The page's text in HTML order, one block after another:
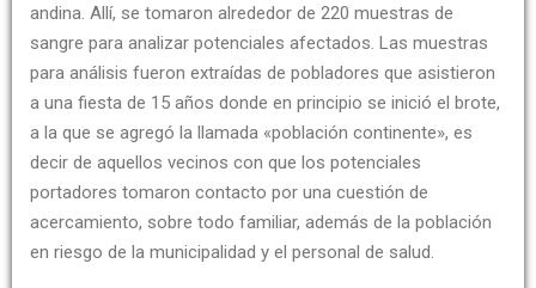
andina. Allí, se tomaron alrededor de 220 muestras de
sangre para analizar potenciales afectados. Las muestras
para análisis fueron extraídas de pobladores que asistieron
a una fiesta de 15 años donde en principio se inició el brote,
a la que se agregó la llamada «población continente», es
decir de aquellos vecinos con que los potenciales
portadores tomaron contacto por una cuestión de
acercamiento, sobre todo familiar, además de la población
en riesgo de la municipalidad y el personal de salud.